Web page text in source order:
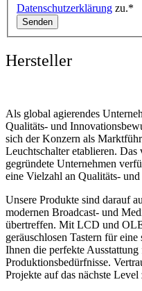
Datenschutzerklärung zu.*
Senden
Hersteller
Als global agierendes
Qualitäts- und
sich der Konzern als
Leuchtschalter etablieren.
gegründete Unternehmen
eine Vielzahl an Qualitäts-
Unsere Produkte sind darauf
modernen Broadcast- und
übertreffen. Mit LCD und
geräuschlosen Tastern für
Ihnen die perfekte
Produktionsbedürfnisse.
Projekte auf das nächste Level